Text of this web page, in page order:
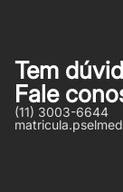
Tem
Fale
(11) 3003-6644